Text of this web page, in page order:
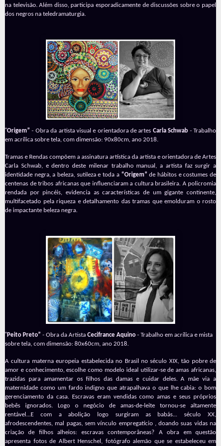
na televisão. Além disso, participa esporadicamente de discussões sobre o papel
dos negros na teledramaturgia.
“Origem” - Obra da artista visual e orientadora de artes Carla Schwab - Trabalho
em acrílica sobre tela, com dimensão: 90x80cm, ano 2018.
Tramas e Rendas compõem a assinatura artística da artista e orientadora de Artes
Carla Schwab, e dentro deste milenar trabalho manual, a artista faz surgir a
identidade negra, a beleza, sutileza e toda a “Origem” de hábitos e costumes de
centenas de tribos africanas que influenciaram a cultura brasileira. A policromia
rendada por pincéis, evidencia as características de um gigante continente,
multifacetado pela riqueza e detalhamento das tramas que emolduram o rosto
de impactante beleza negra.
“Peito Preto” - Obra da Artista Cecifrance Aquino - Trabalho em acrílica e mista
sobre tela, com dimensão: 80x60cm, ano 2018.
A cultura materna europeia estabelecida no Brasil no século XIX, tão pobre de
amor e conhecimento, escolhe como modelo ideal utilizar-se de amas africanas,
trazidas para amamentar os filhos das damas e cuidar deles. A mãe via a
maternidade como um fardo indigno que atrapalhava o que lhe cabia: o bom
gerenciamento da casa.
Escravas eram vendidas como amas e seus próprios
bebês ignorados.
Logo o negócio de amas-de-leite tornou-se altamente
rentável...E com a abolição logo surgiram as babás... século XX,
afrodescendentes, mal pagas, sem vínculo empregatício , doando suas vidas na
criação de filhos alheios: escravas contemporâneas? A obra em questão
apresenta fotos de Albert Henschel, fotógrafo alemão que se estabeleceu em